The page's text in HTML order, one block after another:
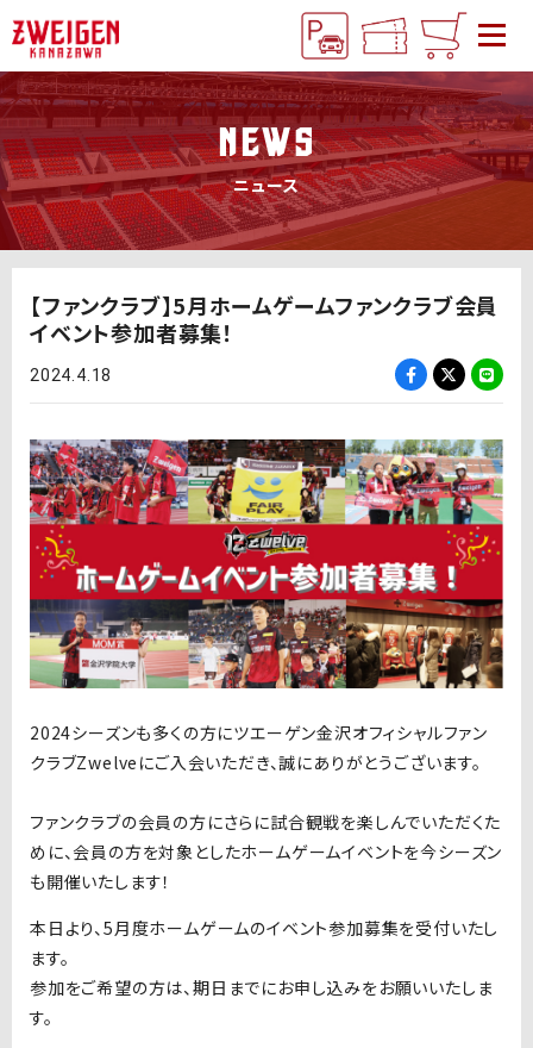
NEWS
ニュース
【ファンクラブ】5月ホームゲームファンクラブ会員
イベント参加者募集！
2024.4.18
2024シーズンも多くの方にツエーゲン金沢オフィシャルファン
クラブZwelve にご入会いただき、誠にありがとうございます。
ファンクラブの会員の方にさらに試合観戦を楽しんでいただくた
めに、会員の方を対象としたホームゲームイベントを今シーズン
も開催いたします！
本日より、5月度ホームゲームのイベント参加募集を受付いたし
ます。
参加をご希望の方は、期日までにお申し込みをお願いいたしま
す。